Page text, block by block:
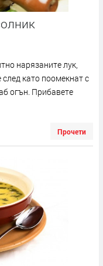
нарязаните лук,
като поомекнат с
огън. Прибавете
Прочети